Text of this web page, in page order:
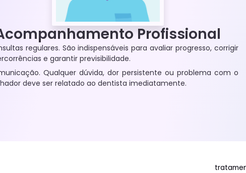
Profissional
regulares. São indispensáveis para avaliar progresso, corrigir
e garantir previsibilidade.
Qualquer dúvida, dor persistente ou problema com o
deve ser relatado ao dentista imediatamente.